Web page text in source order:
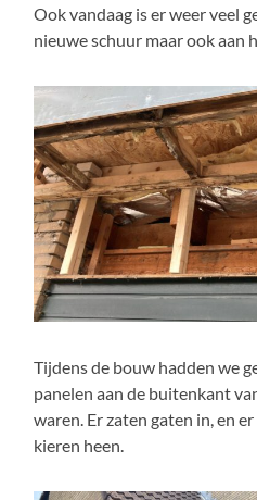
Ook vandaag is er weer veel
nieuwe schuur maar ook aan
Tijdens de bouw hadden we
panelen aan de buitenkant
waren. Er zaten gaten in, en
kieren heen.